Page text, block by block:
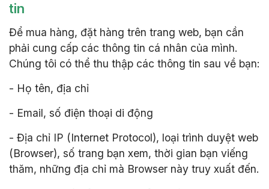
tin
Để mua hàng, đặt hàng trên trang web, bạn cần
phải cung cấp các thông tin cá nhân của mình.
Chúng tôi có thể thu thập các thông tin sau về bạn:
- Họ tên, địa chỉ
- Email, số điện thoại di động
- Địa chỉ IP (Internet Protocol), loại trình duyệt web
(Browser), số trang bạn xem, thời gian bạn viếng
thăm, những địa chỉ mà Browser này truy xuất đến.